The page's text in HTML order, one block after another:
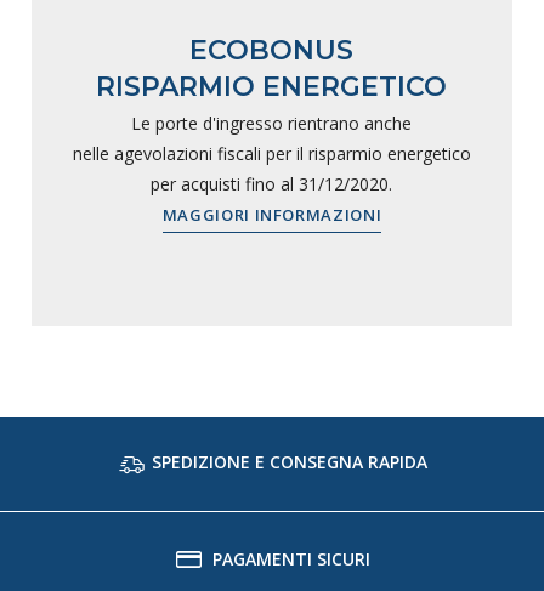
ECOBONUS
RISPARMIO ENERGETICO
Le porte d'ingresso rientrano anche
nelle agevolazioni fiscali per il risparmio energetico
per acquisti fino al 31/12/2020.
MAGGIORI INFORMAZIONI
SPEDIZIONE E CONSEGNA RAPIDA
PAGAMENTI SICURI